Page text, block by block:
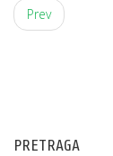
Prev
PRETRAGA